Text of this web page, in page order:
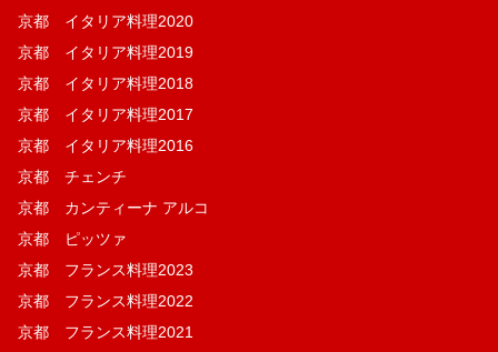
京都 イタリア料理2020
京都 イタリア料理2019
京都 イタリア料理2018
京都 イタリア料理2017
京都 イタリア料理2016
京都 チェンチ
京都 カンティーナ アルコ
京都 ピッツァ
京都 フランス料理2023
京都 フランス料理2022
京都 フランス料理2021